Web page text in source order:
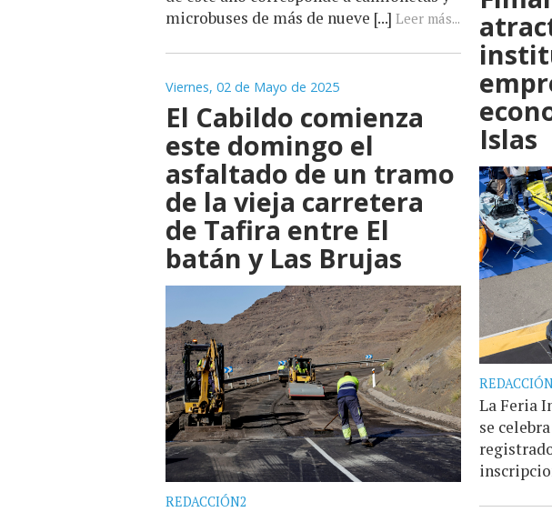
microbuses de más de nueve [...] Leer más...
Viernes, 02 de Mayo de 2025
El Cabildo comienza
este domingo el
asfaltado de un tramo
de la vieja carretera
de Tafira entre El
batán y Las Brujas
REDACCIÓN2
Islas
La Feria
se